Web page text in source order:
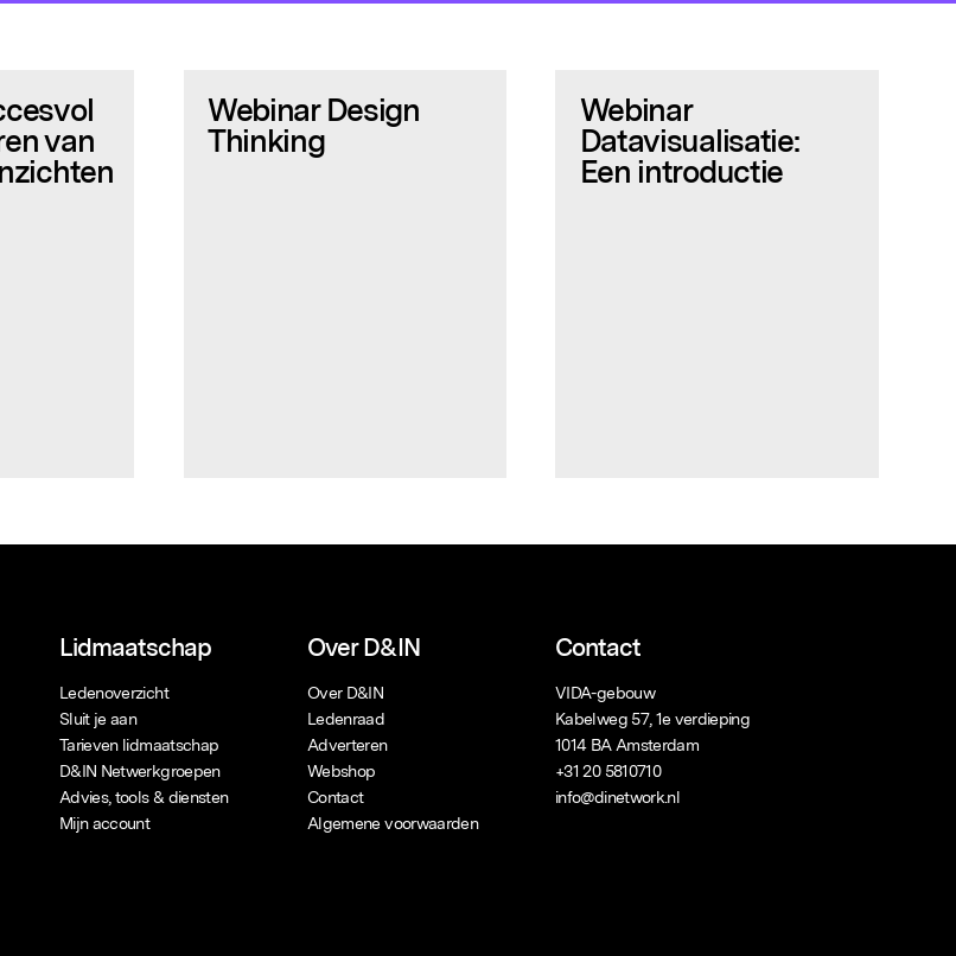
van
Webinar Design
Thinking
Webinar
Datavisualisatie:
Een introductie
Lidmaatschap
Ledenoverzicht
Sluit je aan
Tarieven lidmaatschap
D&IN Netwerkgroepen
Advies, tools & diensten
Mijn account
Over D&IN
Over D&IN
Ledenraad
Adverteren
Webshop
Contact
Algemene voorwaarden
Contact
VIDA-gebouw
Kabelweg 57, 1e verdieping
1014 BA Amsterdam
+31 20 5810710
info@dinetwork.nl